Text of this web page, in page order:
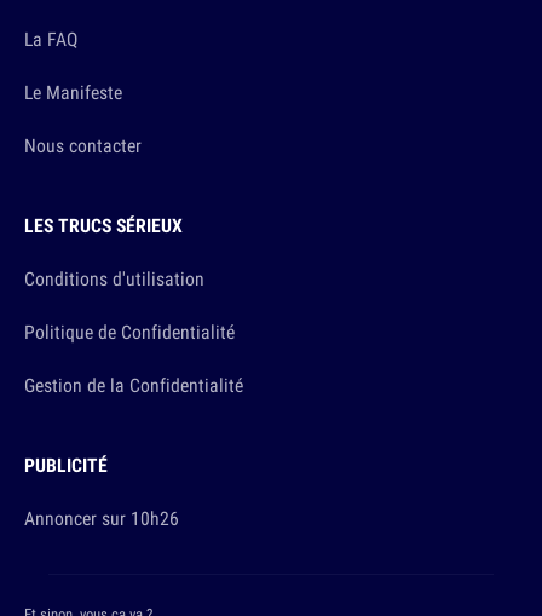
La FAQ
Le Manifeste
Nous contacter
LES TRUCS SÉRIEUX
Conditions d'utilisation
Politique de Confidentialité
Gestion de la Confidentialité
PUBLICITÉ
Annoncer sur 10h26